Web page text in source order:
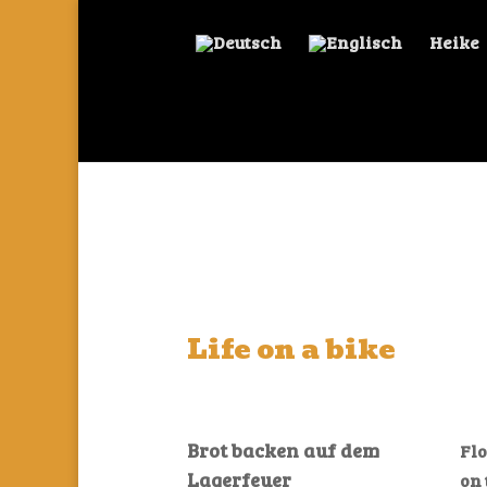
Heike
Life on a bike
Brot backen auf dem
Lagerfeuer
on